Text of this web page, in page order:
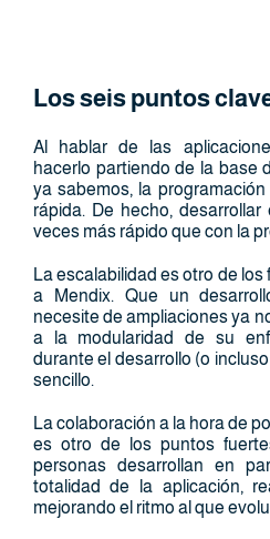
Los seis puntos
Al hablar de las
hacerlo partiendo de la base
ya sabemos, la
rápida. De hecho, desarrollar
veces más rápido que con la
La escalabilidad es otro de
a Mendix. Que un
necesite de ampliaciones ya
a la modularidad de su
durante el desarrollo (o
sencillo.
La colaboración a la hora de
es otro de los puntos
personas desarrollan en
totalidad de la aplicación,
mejorando el ritmo al que